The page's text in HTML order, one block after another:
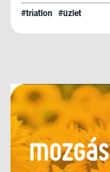
#triatlon #üzlet